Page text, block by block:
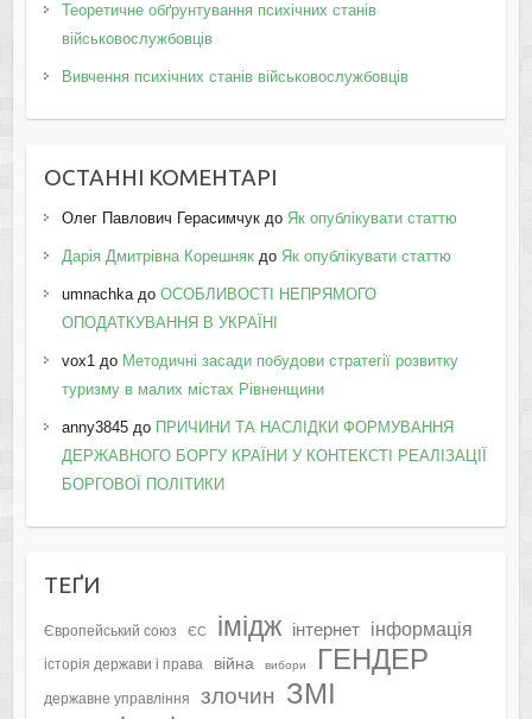
Теоретичне обґрунтування психічних станів
військовослужбовців
Вивчення психічних станів військовослужбовців
ОСТАННІ КОМЕНТАРІ
Олег Павлович Герасимчукдо Як опублікувати статтю
Дарія Дмитрівна Корешнякдо Як опублікувати статтю
umnachkaдо ОСОБЛИВОСТІ НЕПРЯМОГО
ОПОДАТКУВАННЯ В УКРАЇНІ
vox1до Методичні засади побудови стратегії розвитку
туризму в малих містах Рівненщини
anny3845до ПРИЧИНИ ТА НАСЛІДКИ ФОРМУВАННЯ
ДЕРЖАВНОГО БОРГУ КРАЇНИ У КОНТЕКСТІ РЕАЛІЗАЦІЇ
БОРГОВОЇ ПОЛІТИКИ
ТЕҐИ
Європейський союз ЄС імідж інтернет інформація
історія держави і права війна вибори ГЕНДЕР
державне управління злочин ЗМІ